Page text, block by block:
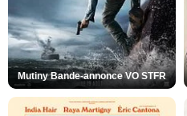
Mutiny Bande-annonce VO STFR